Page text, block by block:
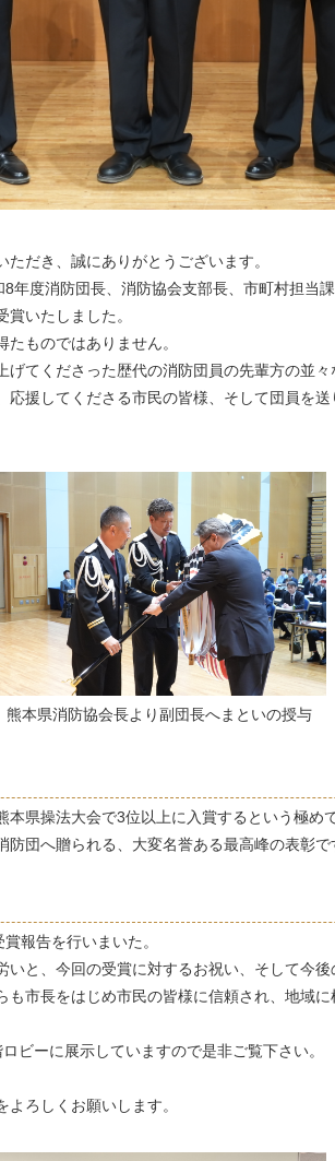
だき、誠にありがとうございます。
度消防団長、消防協会支部長、市町村担当
いたしました。
ものではありません。
てくださった歴代の消防団員の先輩方の並
援してくださる市民の皆様、そして団員を
熊本県消防協会長より副団長へまといの授与
県操法大会で3位以上に入賞するという極め
団へ贈られる、大変名誉ある最高峰の表彰で
報告を行いまいた。
と、今回の受賞に対するお祝い、そして今後
市長をはじめ市民の皆様に信頼され、地域
ビーに展示していますので是非ご覧下さい。
ろしくお願いします。